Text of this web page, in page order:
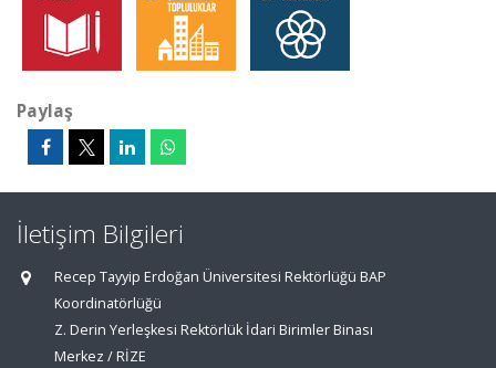
Paylaş
İletişim Bilgileri
Recep Tayyip Erdoğan Üniversitesi Rektörlüğü BAP
Koordinatörlüğü
Z. Derin Yerleşkesi Rektörlük İdari Birimler Binası
Merkez / RİZE